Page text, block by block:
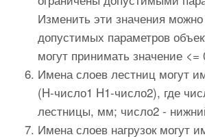
Изменить эти значения можно
допустимых параметров
могут принимать значение <=
Имена слоев лестниц могут
(H-число1 H1-число2), где
лестницы, мм; число2 -
Имена слоев нагрузок могут